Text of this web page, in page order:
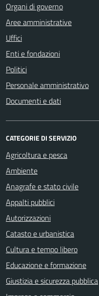
Organi di governo
Aree amministrative
Uffici
Enti e fondazioni
Politici
Personale amministrativo
Documenti e dati
CATEGORIE DI SERVIZIO
Agricoltura e pesca
Ambiente
Anagrafe e stato civile
Appalti pubblici
Autorizzazioni
Catasto e urbanistica
Cultura e tempo libero
Educazione e formazione
Giustizia e sicurezza pubblica